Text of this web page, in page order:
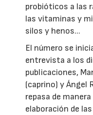
probióticos a las
las vitaminas y
silos y henos...
El número se
entrevista a los
publicaciones,
(caprino) y Ángel
repasa de
elaboración de